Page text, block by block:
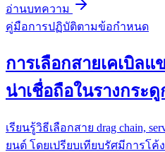
อ่านบทความ
คู่มือการปฏิบัติตามข้อกำหนด
การเลือกสายเคเบิล
น่าเชื่อถือในรางกระดู
เรียนรู้วิธีเลือกสาย drag chain,
ยนต์ โดยเปรียบเทียบรัศมีการโ